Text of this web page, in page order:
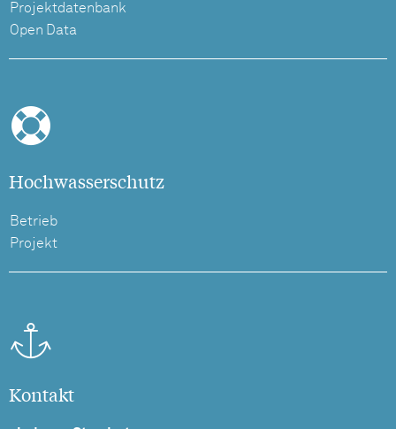
Projektdatenbank
Open Data
Hochwasserschutz
Betrieb
Projekt
Kontakt